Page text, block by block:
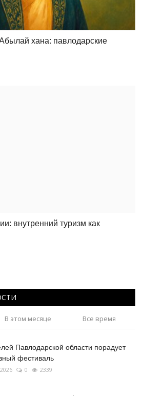
хана: павлодарские
внутренний туризм как
В этом месяце Все время
Павлодарской области порадует
фестиваль
0 2339